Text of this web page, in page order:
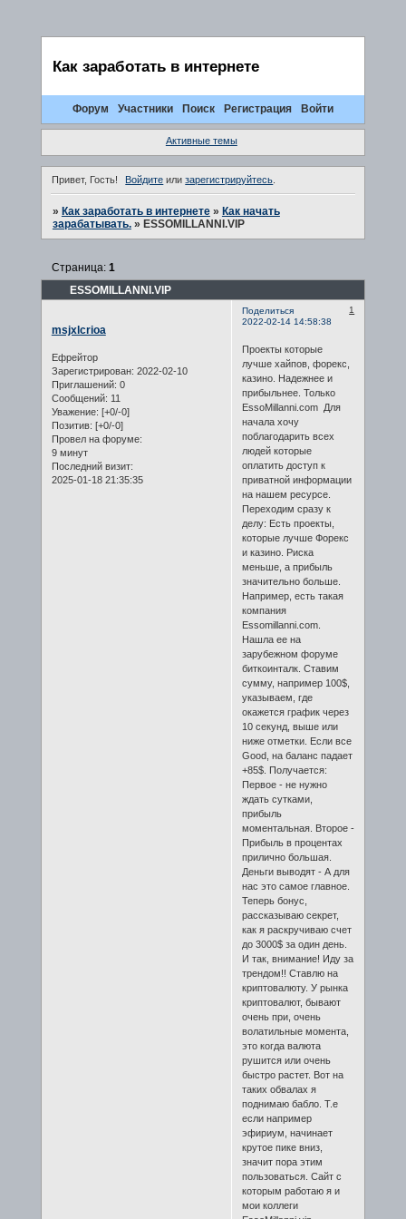
Как заработать в интернете
Форум Участники Поиск Регистрация Войти
Активные темы
Привет, Гость! Войдите илизарегистрируйтесь.
» Как заработать в интернете » Как начать
зарабатывать. » ESSOMILLANNI.VIP
ESSOMILLANNI.VIP
Страница: 1
Поделиться
1
2022-02-14 14:58:38
msjxlcrioa
Ефрейтор
Зарегистрирован: 2022-02-10
Приглашений: 0
Сообщений: 11
Уважение: [+0/-0]
Позитив: [+0/-0]
Провел на форуме:
9 минут
Последний визит:
2025-01-18 21:35:35
Проекты которые
лучше хайпов, форекс,
казино. Надежнее и
прибыльнее. Только
EssoMillanni.com Для
начала хочу
поблагодарить всех
людей которые
оплатить доступ к
приватной информации
на нашем ресурсе.
Переходим сразу к
делу: Есть проекты,
которые лучше Форекс
и казино. Риска
меньше, а прибыль
значительно больше.
Например, есть такая
компания
Essomillanni.com.
Нашла ее на
зарубежном форуме
биткоинталк. Ставим
сумму, например 100$,
указываем, где
окажется график через
10 секунд, выше или
ниже отметки. Если все
Good, на баланс падает
+85$. Получается:
Первое - не нужно
ждать сутками,
прибыль
моментальная. Второе -
Прибыль в процентах
прилично большая.
Деньги выводят - А для
нас это самое главное.
Теперь бонус,
рассказываю секрет,
как я раскручиваю счет
до 3000$ за один день.
И так, внимание! Иду за
трендом!! Ставлю на
криптовалюту. У рынка
криптовалют, бывают
очень при, очень
волатильные момента,
это когда валюта
рушится или очень
быстро растет. Вот на
таких обвалах я
поднимаю бабло. Т.е
если например
эфириум, начинает
крутое пике вниз,
значит пора этим
пользоваться. Сайт с
которым работаю я и
мои коллеги